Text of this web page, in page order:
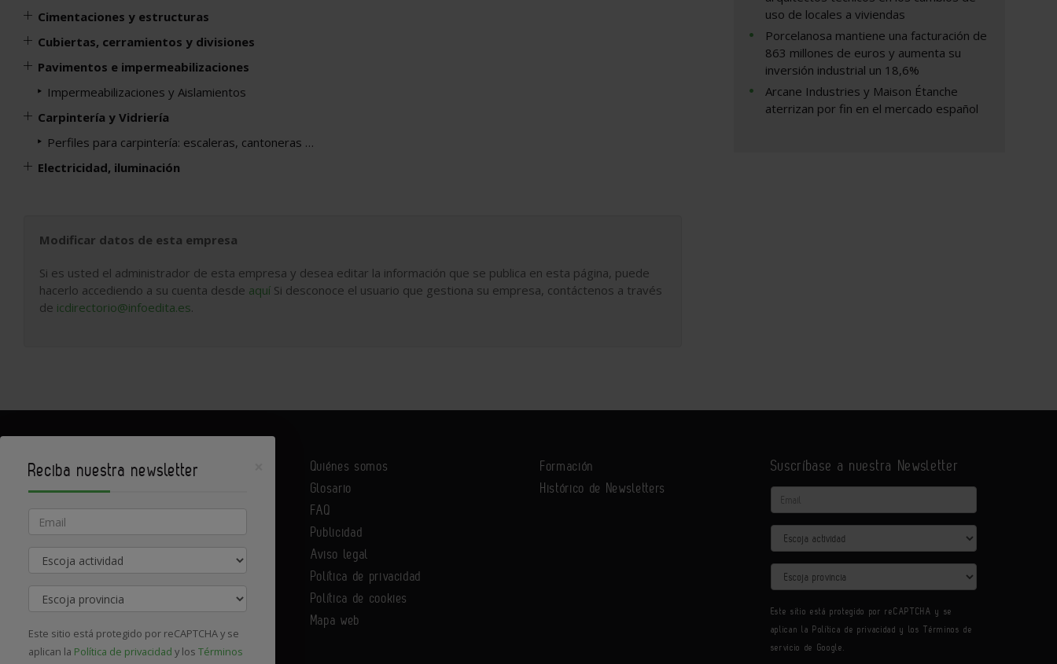
Cimentaciones y estructuras
Cubiertas, cerramientos y divisiones
Pavimentos e impermeabilizaciones
Impermeabilizaciones y Aislamientos
Carpintería y Vidriería
Perfiles para carpintería: escaleras, cantoneras …
Electricidad, iluminación
Modificar datos de esta empresa
Si es usted el administrador de esta empresa y desea editar la información que se publica en esta página, puede
hacerlo accediendo a su cuenta desde aquí Si desconoce el usuario que gestiona su empresa, contáctenos a través
de icdirectorio@infoedita.es.
uso de locales a viviendas
Porcelanosa mantiene una facturación de
863 millones de euros y aumenta su
inversión industrial un 18,6%
Arcane Industries y Maison Étanche
aterrizan por fin en el mercado español
Contacte con nosotros
Quiénes somos
Glosario
FAQ
Publicidad
Aviso legal
Política de privacidad
Política de cookies
Mapa web
Formación
Histórico de Newsletters
Suscríbase a nuestra Newsletter
Email
Actividad
Provincia
Este sitio está protegido por reCAPTCHA y se
aplican la Política de privacidad y losTérminos de
servicio de Google.
Reciba nuestra newsletter
Email
Actividad
Provincia
Este sitio está protegido por reCAPTCHA y se
aplican la Política de privacidad y los Términos